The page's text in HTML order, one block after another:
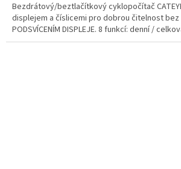
Bezdrátový/beztlačítkový cyklopočítač
displejem a číslicemi pro dobrou čitelnost bez
PODSVÍCENÍM DISPLEJE. 8 funkcí: denní /